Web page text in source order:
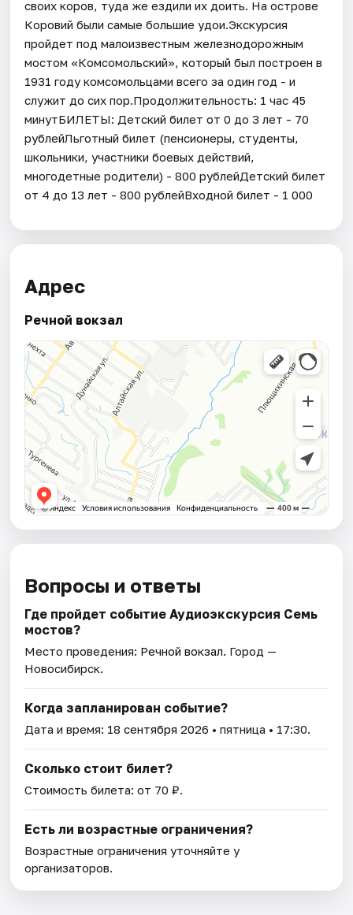
своих коров, туда же ездили их доить. На острове
Коровий были самые большие удои.Экскурсия
пройдет под малоизвестным железнодорожным
мостом «Комсомольский», который был построен в
1931 году комсомольцами всего за один год - и
служит до сих пор.Продолжительность: 1 час 45
минутБИЛЕТЫ: Детский билет от 0 до 3 лет - 70
рублейЛьготный билет (пенсионеры, студенты,
школьники, участники боевых действий,
многодетные родители) - 800 рублейДетский билет
от 4 до 13 лет - 800 рублейВходной билет - 1 000
Адрес
Речной вокзал
Вопросы и ответы
Где пройдет событие Аудиоэкскурсия Семь
мостов?
Место проведения: Речной вокзал. Город —
Новосибирск.
Когда запланирован событие?
Дата и время: 18 сентября 2026 • пятница • 17:30.
Сколько стоит билет?
Стоимость билета: от 70 ₽.
Есть ли возрастные ограничения?
Возрастные ограничения уточняйте у
организаторов.